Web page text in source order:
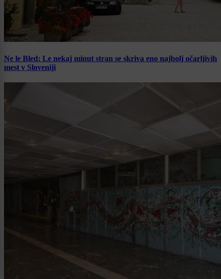
Ne le Bled: Le nekaj minut stran se skriva eno najbolj očarljivih
mest v Sloveniji